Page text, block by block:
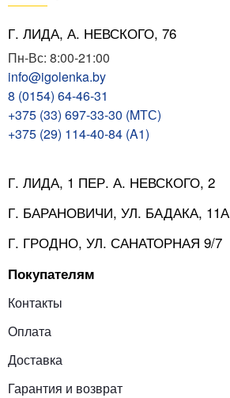
Г. ЛИДА, А. НЕВСКОГО, 76
Пн-Вс: 8:00-21:00
info@igolenka.by
8 (0154) 64-46-31
+375 (33) 697-33-30 (MТС)
+375 (29) 114-40-84 (A1)
Г. ЛИДА, 1 ПЕР. А. НЕВСКОГО, 2
Г. БАРАНОВИЧИ, УЛ. БАДАКА, 11А
Г. ГРОДНО, УЛ. САНАТОРНАЯ 9/7
Покупателям
Контакты
Оплата
Доставка
Гарантия и возврат